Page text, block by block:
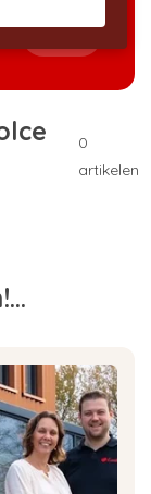
0
artikelen